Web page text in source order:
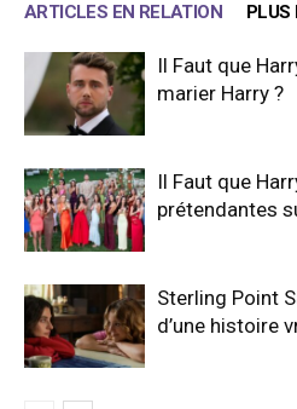
ARTICLES EN RELATION PLUS
Il Faut que
marier Harry ?
Il Faut que
prétendantes
Sterling Point
d’une histoire